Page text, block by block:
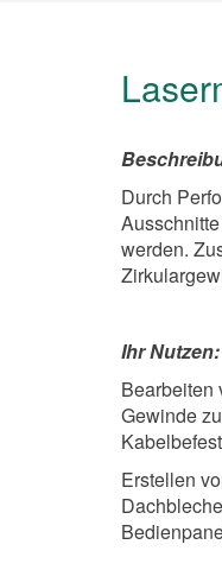
Durch
werden.
Ihr Nutzen:
Bearbeiten
Gewinde
Erstellen